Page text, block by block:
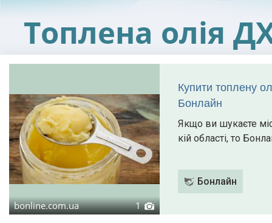
Топлена олія
bonline.com.ua 1
Купити топлену
Бонлайн
Якщо ви шукаєте
кій області, то
Бонлайн